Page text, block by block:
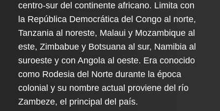
centro-sur del continente africano. Limita con
la República Democrática del Congo al norte,
Tanzania al noreste, Malaui y Mozambique al
este, Zimbabue y Botsuana al sur, Namibia al
suroeste y con Angola al oeste. Era conocido
como Rodesia del Norte durante la época
colonial y su nombre actual proviene del río
Zambeze, el principal del país.